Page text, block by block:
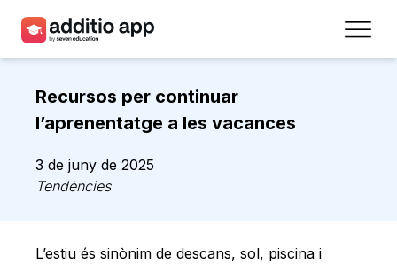
Centres
Recursos
Plans
Accés
Recursos per continuar
l’aprenentatge a les vacances
3 de juny de 2025
Tendències
L’estiu és sinònim de descans, sol, piscina i